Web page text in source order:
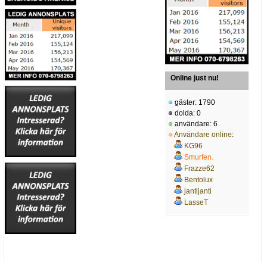
Online just nu!
gäster: 1790
dolda: 0
användare: 6
Användare online:
KG96
Smurfen.
Frazze62
Bentolux
jantijanti
LasseT